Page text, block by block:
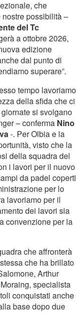
che
possibilità –
del Tc
a ottobre 2026,
edizione
dal punto di
superare”.
tempo lavoriamo
della sfida che ci
si svolgano
– conferma Nino
-. Per Olbia e la
visto che la
della squadra del
i lavori per il nuovo
da padel coperti
per lo
lavoriamo per il
dei lavori sia
convenzione per la
che affronterà
che ha brillato
Arthur
specialista
conquistati anche
base dopo due